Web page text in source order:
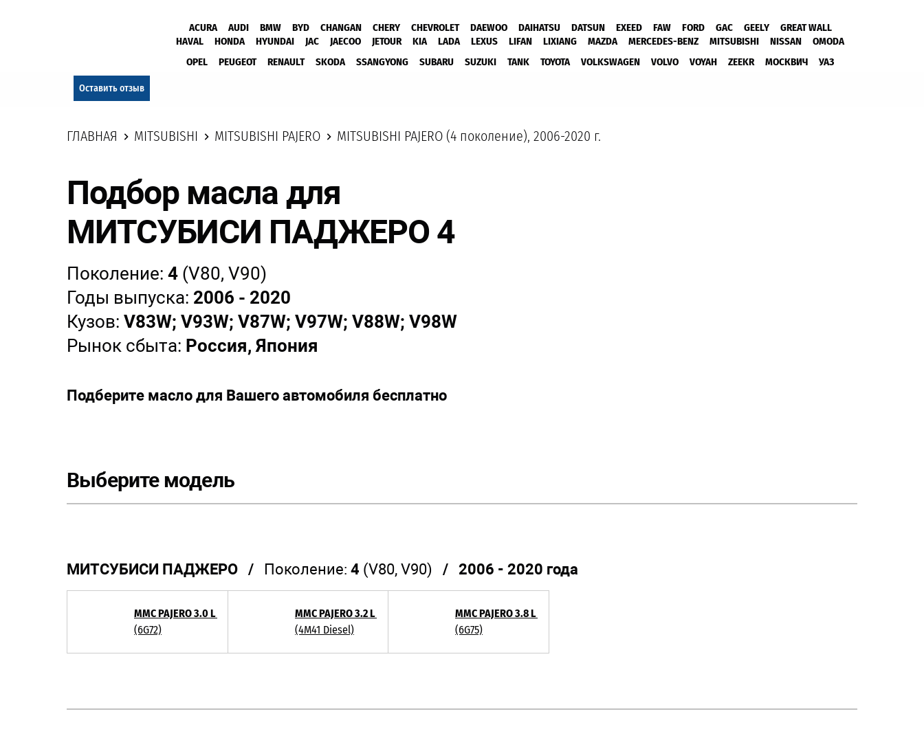
ACURA AUDI BMW BYD CHANGAN CHERY CHEVROLET DAEWOO DAIHATSU DATSUN EXEED FAW FORD GAC GEELY
GREAT WALL
HAVAL
HONDA HYUNDAI JAC JAECOO JETOUR KIA LADA LEXUS LIFAN LIXIANG MAZDA MERCEDES-BENZ MITSUBISHI NISSAN
OMODA
OPEL
PEUGEOT RENAULT SKODA SSANGYONG SUBARU SUZUKI TANK TOYOTA VOLKSWAGEN VOLVO VOYAH ZEEKR МОСКВИЧ УАЗ
Оставить отзыв
ГЛАВНАЯ MITSUBISHI MITSUBISHI PAJERO MITSUBISHI PAJERO (4 поколение), 2006-2020 г.
Подбор масла для
МИТСУБИСИ ПАДЖЕРО 4
Поколение: 4 (V80, V90)
Годы выпуска: 2006 - 2020
Кузов: V83W; V93W; V87W; V97W; V88W; V98W
Рынок сбыта: Россия, Япония
Подберите масло для Вашего автомобиля бесплатно
Выберите модель
МИТСУБИСИ ПАДЖЕРО / Поколение: 4 (V80, V90) / 2006 - 2020 года
MMC PAJERO 3.0 L
(6G72)
MMC PAJERO 3.2 L
(4M41 Diesel)
MMC PAJERO 3.8 L
(6G75)